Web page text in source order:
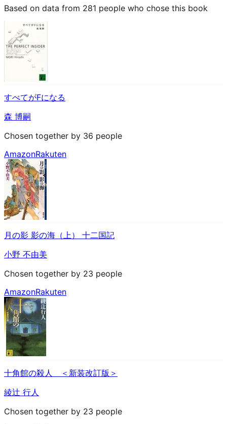
Based on data from 281 people who chose this book
すべてがFになる
森 博嗣
Chosen together by 36 people
AmazonRakuten
月の影 影の海（上） 十二国記
小野 不由美
Chosen together by 23 people
AmazonRakuten
十角館の殺人 ＜新装改訂版＞
綾辻 行人
Chosen together by 23 people